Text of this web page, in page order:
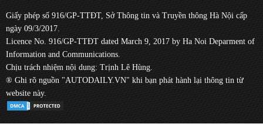
Giấy phép số 916/GP-TTĐT, Sở Thông tin và Truyền thông Hà Nội cấp
ngày 09/3/2017.
Licence No. 916/GP-TTĐT dated March 9, 2017 by Ha Noi Deparment of
Information and Communications.
Chịu trách nhiệm nội dung: Trịnh Lê Hùng.
® Ghi rõ nguồn "AUTODAILY.VN" khi bạn phát hành lại thông tin từ
website này.